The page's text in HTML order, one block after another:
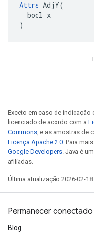
Attrs AdjY(
  bool x
)
Exceto em caso de indicação
licenciado de acordo com a
Commons, e as amostras de
Licença Apache 2.0. Para
Google Developers. Java é
afiliadas.
Última atualização 2026-02-18
Permanecer conectado
Blog